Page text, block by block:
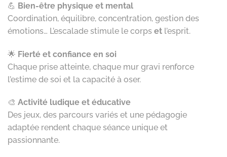
💪 Bien-être physique et mental
Coordination, équilibre, concentration, gestion des
émotions… L’escalade stimule le corps et l’esprit.
🌟 Fierté et confiance en soi
Chaque prise atteinte, chaque mur gravi renforce
l’estime de soi et la capacité à oser.
🎨 Activité ludique et éducative
Des jeux, des parcours variés et une pédagogie
adaptée rendent chaque séance unique et
passionnante.